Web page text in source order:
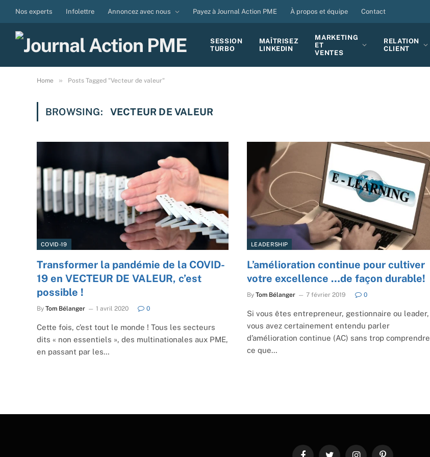
Nos experts Infolettre Annoncez avec nous Payez à Journal Action PME À propos et équipe Contact
SESSION
TURBO
MAÎTRISEZ
LINKEDIN
MARKETING
ET
VENTES
RELATION
CLIENT
Home » Posts Tagged "Vecteur de valeur"
BROWSING: VECTEUR DE VALEUR
COVID-19
Transformer la pandémie de la COVID-
19 en VECTEUR DE VALEUR, c’est
possible !
By Tom Bélanger 1 avril 2020 0
Cette fois, c’est tout le monde ! Tous les secteurs
dits « non essentiels », des multinationales aux PME,
en passant par les…
LEADERSHIP
L’amélioration continue pour cultiver
votre excellence …de façon durable!
By Tom Bélanger 7 février 2019 0
Si vous êtes entrepreneur, gestionnaire ou leader,
vous avez certainement entendu parler
d’amélioration continue (AC) sans trop comprendre
ce que…